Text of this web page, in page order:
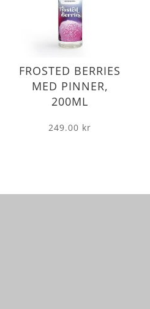
FROSTED BERRIES
MED PINNER,
200ML
249.00 kr